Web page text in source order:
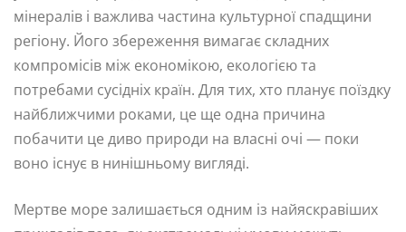
мінералів і важлива частина культурної спадщини
регіону. Його збереження вимагає складних
компромісів між економікою, екологією та
потребами сусідніх країн. Для тих, хто планує поїздку
найближчими роками, це ще одна причина
побачити це диво природи на власні очі — поки
воно існує в нинішньому вигляді.
Мертве море залишається одним із найяскравіших